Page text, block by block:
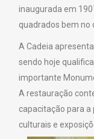
inaugurada em
quadrados bem no
A Cadeia
sendo hoje
importante
A restauração
capacitação para
culturais e